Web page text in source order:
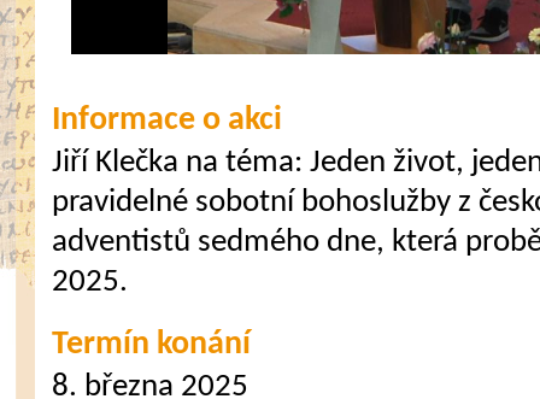
Informace o akci
Jiří Klečka na téma: Jeden život,
pravidelné sobotní bohoslužby z
adventistů sedmého dne, která
2025.
Termín konání
8. března 2025